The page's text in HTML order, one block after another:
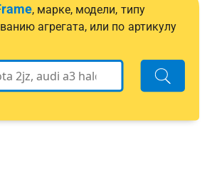
, марке, модели, типу
агрегата, или по артикулу